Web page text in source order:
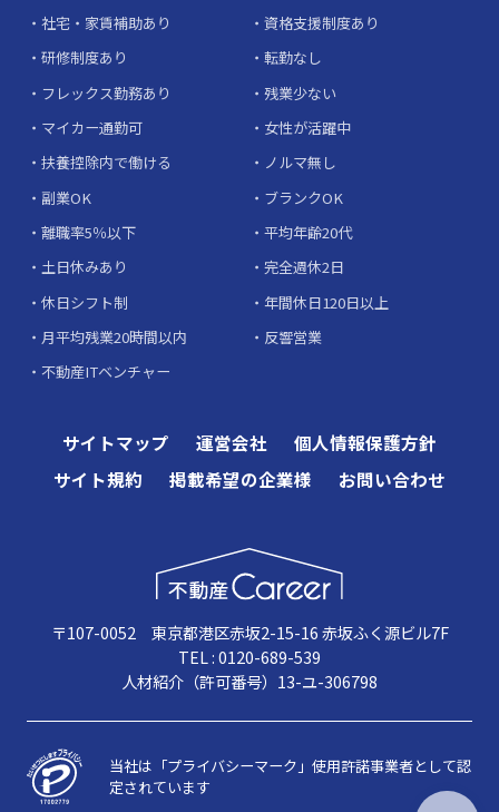
社宅・家賃補助あり
資格支援制度あり
研修制度あり
転勤なし
フレックス勤務あり
残業少ない
マイカー通勤可
女性が活躍中
扶養控除内で働ける
ノルマ無し
副業OK
ブランクOK
離職率5％以下
平均年齢20代
土日休みあり
完全週休2日
休日シフト制
年間休日120日以上
月平均残業20時間以内
反響営業
不動産ITベンチャー
サイトマップ 運営会社
個人情報保護方針
サイト規約
掲載希望の企業様 お問い合わせ
〒107-0052 東京都港区赤坂2-15-16 赤坂ふく源ビル7F
TEL : 0120-689-539
人材紹介（許可番号）13-ユ-306798
当社は「プライバシーマーク」使用許諾事業者として認
定されています